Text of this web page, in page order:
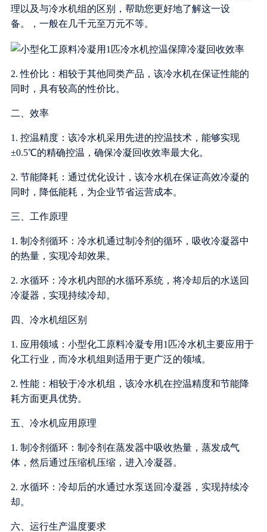
理以及与冷水机组的区别，帮助您更好地了解这一设
备。，一般在几千元至万元不等。
2. 性价比：相较于其他同类产品，该冷水机在保证性能的
同时，具有较高的性价比。
二、效率
1. 控温精度：该冷水机采用先进的控温技术，能够实现
±0.5℃的精确控温，确保冷凝回收效率最大化。
2. 节能降耗：通过优化设计，该冷水机在保证高效冷凝的
同时，降低能耗，为企业节省运营成本。
三、工作原理
1. 制冷剂循环：冷水机通过制冷剂的循环，吸收冷凝器中
的热量，实现冷却效果。
2. 水循环：冷水机内部的水循环系统，将冷却后的水送回
冷凝器，实现持续冷却。
四、冷水机组区别
1. 应用领域：小型化工原料冷凝专用1匹冷水机主要应用于
化工行业，而冷水机组则适用于更广泛的领域。
2. 性能：相较于冷水机组，该冷水机在控温精度和节能降
耗方面更具优势。
五、冷水机应用原理
1. 制冷剂循环：制冷剂在蒸发器中吸收热量，蒸发成气
体，然后通过压缩机压缩，进入冷凝器。
2. 水循环：冷却后的水通过水泵送回冷凝器，实现持续冷
却。
六、运行生产温度要求